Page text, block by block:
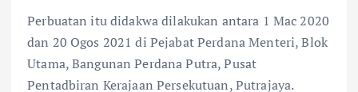
Perbuatan itu didakwa dilakukan antara 1 Mac 2020
dan 20 Ogos 2021 di Pejabat Perdana Menteri, Blok
Utama, Bangunan Perdana Putra, Pusat
Pentadbiran Kerajaan Persekutuan, Putrajaya.